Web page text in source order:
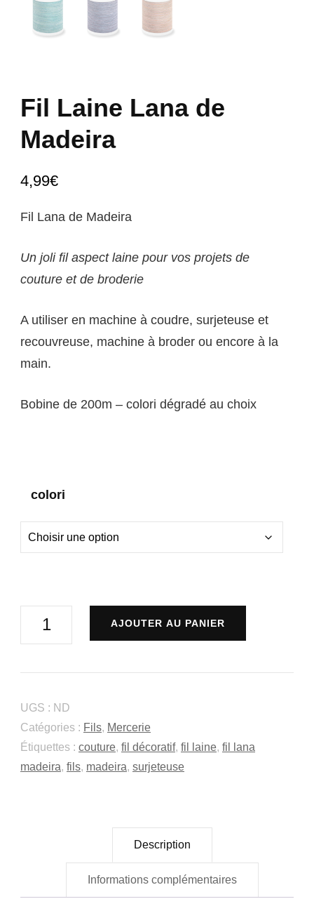
Fil Laine Lana de
Madeira
4,99€
Fil Lana de Madeira
Un joli fil aspect laine pour vos projets de
couture et de broderie
A utiliser en machine à coudre, surjeteuse et
recouvreuse, machine à broder ou encore à la
main.
Bobine de 200m – colori dégradé au choix
colori
quantité
Lana
de
Madeira
AJOUTER AU PANIER
UGS : ND
Catégories : Fils, Mercerie
Étiquettes : couture, fil décoratif, fil laine, fil lana
madeira, fils, madeira, surjeteuse
Description
Informations complémentaires